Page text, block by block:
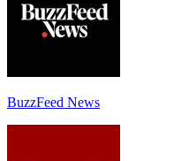
BuzzFeed News